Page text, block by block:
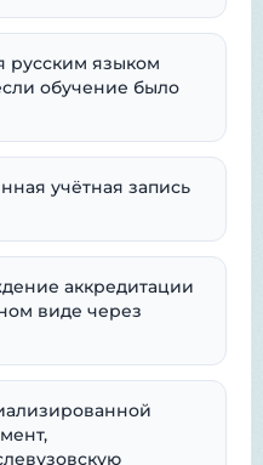
русским языком
обучение было
учётная запись
аккредитации
виде через